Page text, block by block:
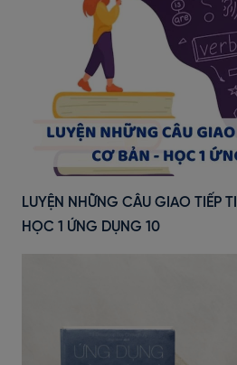
LUYỆN NHỮNG CÂU GIAO TIẾP
HỌC 1 ỨNG DỤNG 10